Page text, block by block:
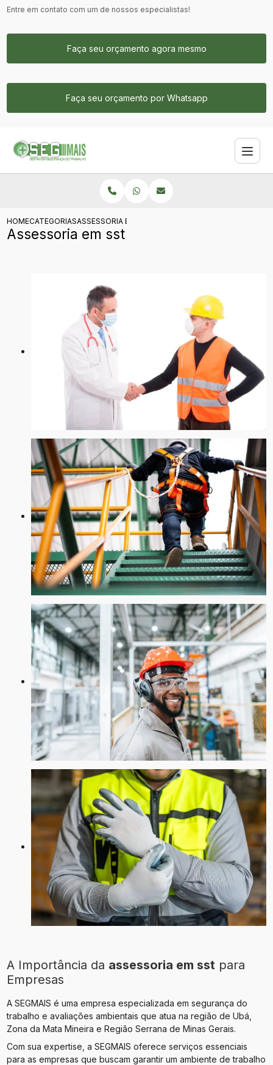
Entre em contato com um de nossos especialistas!
Faça seu orçamento agora mesmo
Faça seu orçamento por Whatsapp
HOMECATEGORIASASSESSORIA EM SST
Assessoria em sst
A Importância da assessoria em sst para
Empresas
A SEGMAIS é uma empresa especializada em segurança do
trabalho e avaliações ambientais que atua na região de Ubá,
Zona da Mata Mineira e Região Serrana de Minas Gerais.
Com sua expertise, a SEGMAIS oferece serviços essenciais
para as empresas que buscam garantir um ambiente de trabalho